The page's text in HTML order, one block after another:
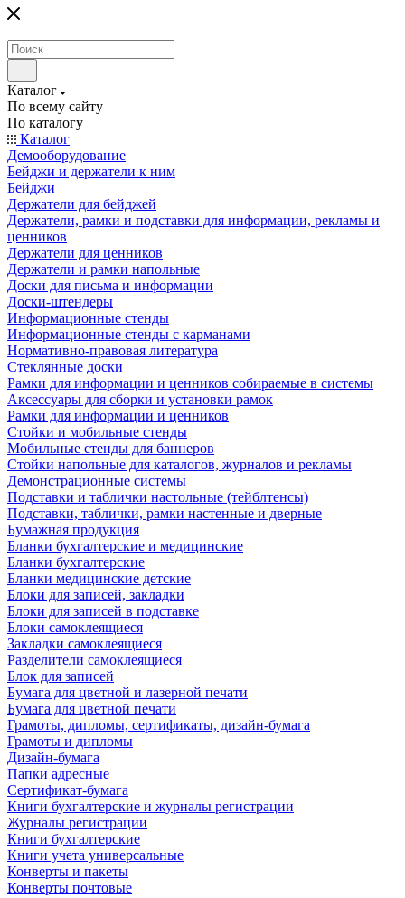
Каталог
По всему сайту
По каталогу
Каталог
Демооборудование
Бейджи и держатели к ним
Бейджи
Держатели для бейджей
Держатели, рамки и подставки для информации, рекламы и
ценников
Держатели для ценников
Держатели и рамки напольные
Доски для письма и информации
Доски-штендеры
Информационные стенды
Информационные стенды с карманами
Нормативно-правовая литература
Стеклянные доски
Рамки для информации и ценников собираемые в системы
Аксессуары для сборки и установки рамок
Рамки для информации и ценников
Стойки и мобильные стенды
Мобильные стенды для баннеров
Стойки напольные для каталогов, журналов и рекламы
Демонстрационные системы
Подставки и таблички настольные (тейблтенсы)
Подставки, таблички, рамки настенные и дверные
Бумажная продукция
Бланки бухгалтерские и медицинские
Бланки бухгалтерские
Бланки медицинские детские
Блоки для записей, закладки
Блоки для записей в подставке
Блоки самоклеящиеся
Закладки самоклеящиеся
Разделители самоклеящиеся
Блок для записей
Бумага для цветной и лазерной печати
Бумага для цветной печати
Грамоты, дипломы, сертификаты, дизайн-бумага
Грамоты и дипломы
Дизайн-бумага
Папки адресные
Сертификат-бумага
Книги бухгалтерские и журналы регистрации
Журналы регистрации
Книги бухгалтерские
Книги учета универсальные
Конверты и пакеты
Конверты почтовые